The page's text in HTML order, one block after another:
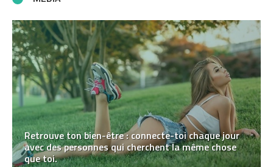
Retrouve ton bien-être : connecte-toi chaque jour
avec des personnes qui cherchent la même chose
que toi.